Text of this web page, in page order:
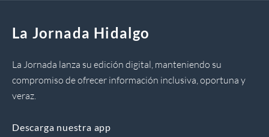
La Jornada Hidalgo
La Jornada lanza su edición digital, manteniendo su
compromiso de ofrecer información inclusiva, oportuna y
veraz.
Descarga nuestra app